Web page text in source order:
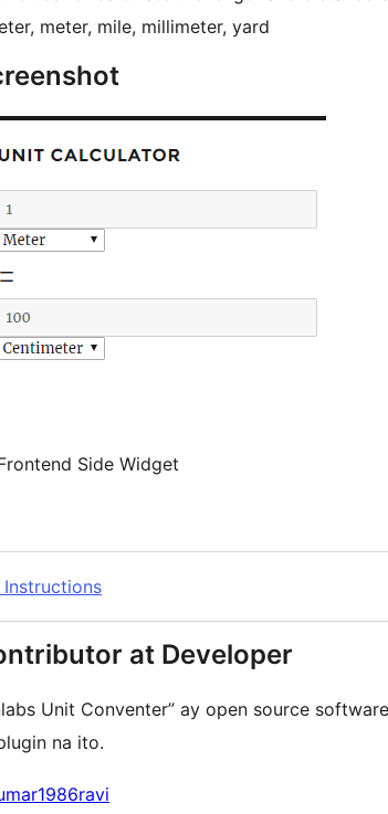
meter, mile, millimeter, yard
Side Widget
at Developer
Unit Conventer” ay open source
na ito.